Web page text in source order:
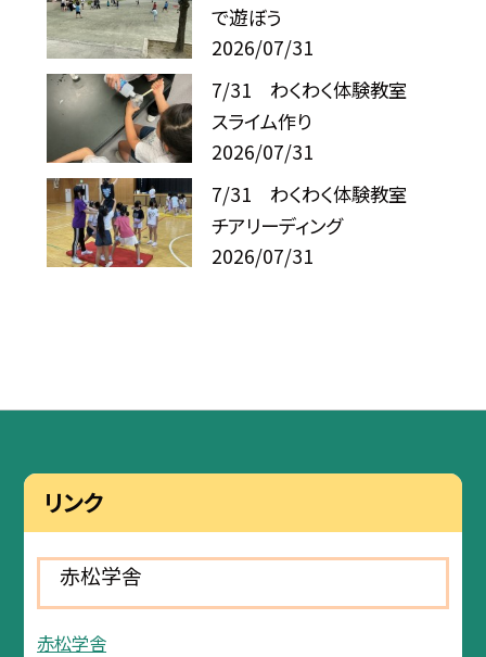
で遊ぼう
2026/07/31
7/31 わくわく体験教室
スライム作り
2026/07/31
7/31 わくわく体験教室
チアリーディング
2026/07/31
リンク
赤松学舎
赤松学舎